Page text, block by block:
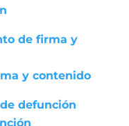
de firma y
y contenido
defunción